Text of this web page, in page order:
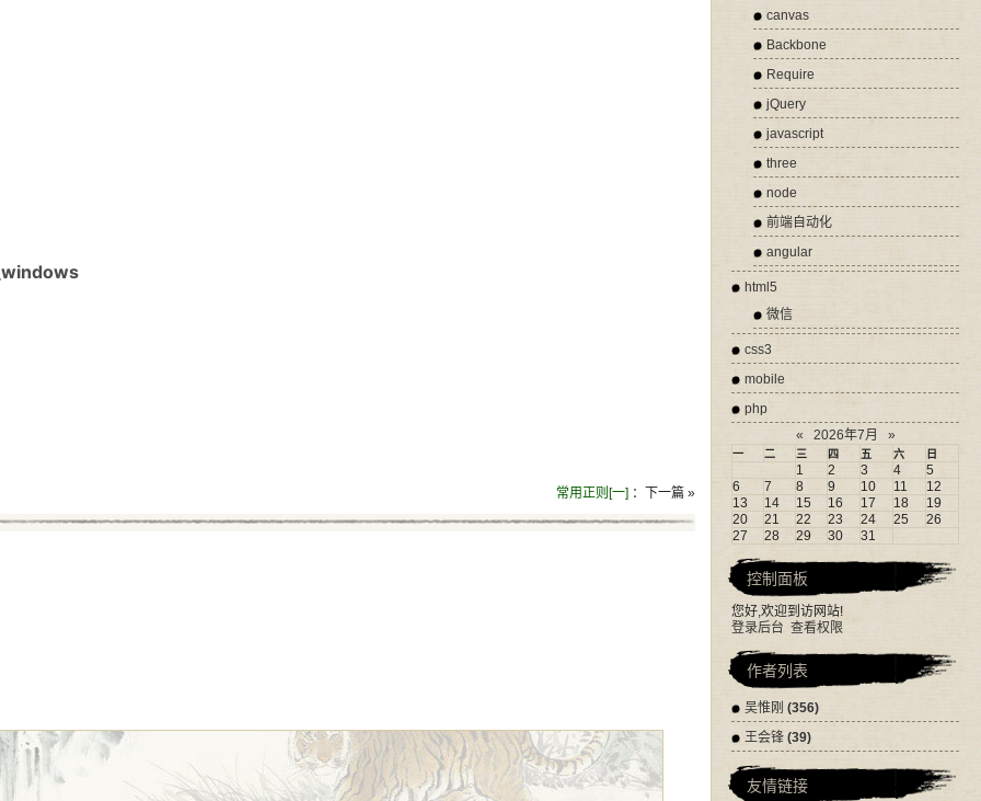
常用正则[一] ：下一篇 »
canvas
Backbone
Require
jQuery
javascript
three
node
前端自动化
angular
html5
微信
css3
mobile
php
«
2026年7月 »
一 二 三 四 五 六 日
1 2 3 4
5
6
7 8 9 10 11
12
13
14 15 16 17 18
19
20
21 22 23 24 25
26
27
28 29 30 31
控制面板
您好,欢迎到访网站!
登录后台 查看权限
作者列表
吴惟刚 (356)
王会锋 (39)
友情链接